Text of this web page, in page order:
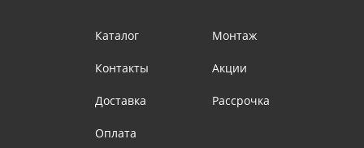
Каталог
Контакты
Доставка
Оплата
Монтаж
Акции
Рассрочка